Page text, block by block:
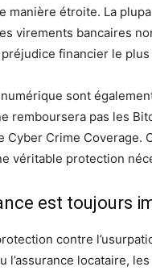
manière étroite. La
virements bancaires
financier le
sont
remboursera pas les
Cyber ​​Crime
véritable protection
est toujours
contre
l’assurance locataire,